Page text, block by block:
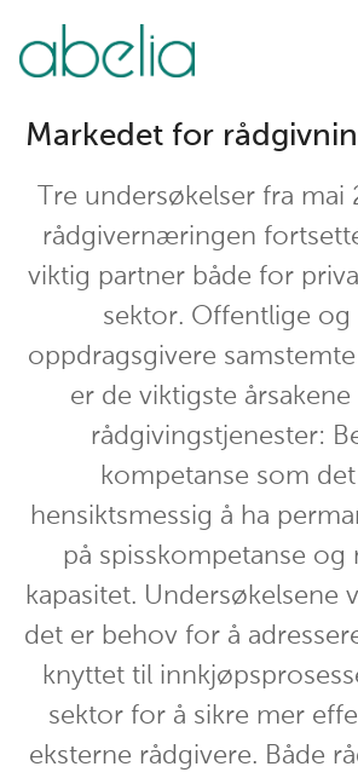
Markedet for
Tre undersøkelser fra mai
rådgivernæringen
viktig partner både for
sektor. Offentlige og
oppdragsgivere
er de viktigste
rådgivingstjenester:
kompetanse som
hensiktsmessig å ha
på spisskompetanse og
kapasitet. Undersøkelsene
det er behov for å
knyttet til
sektor for å sikre mer
eksterne rådgivere. Både